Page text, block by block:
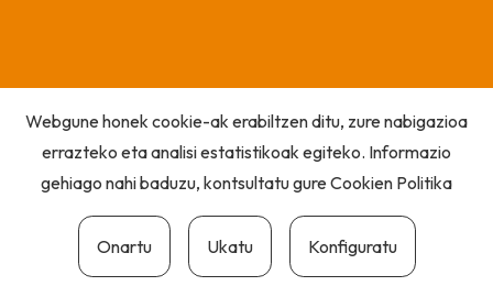
Webgune honek cookie-ak erabiltzen ditu, zure nabigazioa
errazteko eta analisi estatistikoak egiteko. Informazio
gehiago nahi baduzu, kontsultatu gureCookien Politika
Onartu Ukatu Konfiguratu